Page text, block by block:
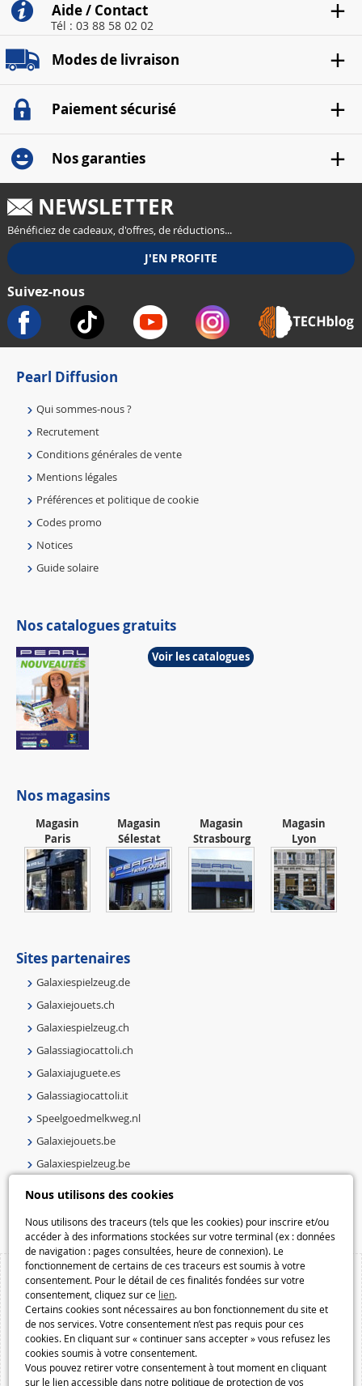
Nous utilisons des cookies
Nous utilisons des traceurs (tels que les cookies) pour inscrire et/ou
accéder à des informations stockées sur votre terminal (ex : données
de navigation : pages consultées, heure de connexion). Le
fonctionnement de certains de ces traceurs est soumis à votre
consentement. Pour le détail de ces finalités fondées sur votre
consentement, cliquez sur ce lien.
Certains cookies sont nécessaires au bon fonctionnement du site et
de nos services. Votre consentement n’est pas requis pour ces
cookies. En cliquant sur « continuer sans accepter » vous refusez les
cookies soumis à votre consentement.
Vous pouvez retirer votre consentement à tout moment en cliquant
sur le lien accessible dans notre politique de protection de vos
Aide / Contact
Tél : 03 88 58 02 02
Modes de livraison
Paiement sécurisé
Nos garanties
NEWSLETTER
Bénéficiez de cadeaux, d'offres, de réductions...
Suivez-nous
Pearl Diffusion
Qui sommes-nous ?
Recrutement
Conditions générales de vente
Mentions légales
Préférences et politique de cookie
Codes promo
Notices
Guide solaire
Nos catalogues gratuits
Voir les catalogues
Nos magasins
Magasin
Paris
Magasin
Sélestat
Magasin
Strasbourg
Magasin
Lyon
Sites partenaires
Galaxiespielzeug.de
Galaxiejouets.ch
Galaxiespielzeug.ch
Galassiagiocattoli.ch
Galaxiajuguete.es
Galassiagiocattoli.it
Speelgoedmelkweg.nl
Galaxiejouets.be
Galaxiespielzeug.be